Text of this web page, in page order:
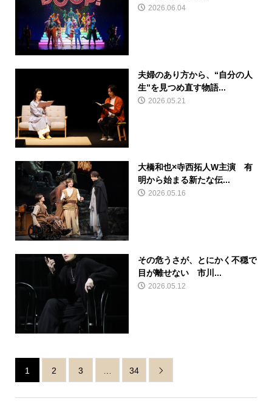
2026.06.04
夫婦のあり方から、“自分の人
生”を見つめ直す物語...
2026.05.21
大橋和也×寺西拓人W主演 有
明から始まる新たな伝...
2026.05.16
その危うさが、とにかく不穏で
目が離せない 市川...
2026.05.12
1 2 3 34 